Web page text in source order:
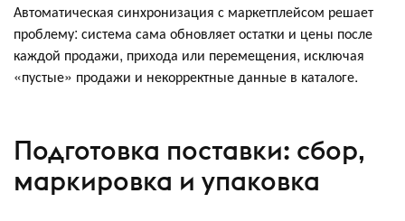
Автоматическая синхронизация с маркетплейсом решает
проблему: система сама обновляет остатки и цены после
каждой продажи, прихода или перемещения, исключая
«пустые» продажи и некорректные данные в каталоге.
Подготовка поставки: сбор,
маркировка и упаковка